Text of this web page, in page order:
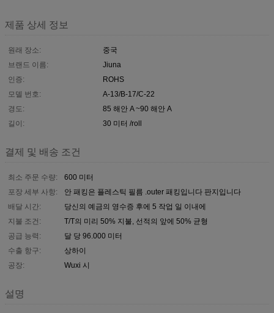
제품 상세 정보
원래 장소:
중국
브랜드 이름:
Jiuna
인증:
ROHS
모델 번호:
A-13/B-17/C-22
경도:
85 해안 A ~90 해안 A
길이:
30 미터 /roll
결제 및 배송 조건
최소 주문 수량:
600 미터
포장 세부 사항:
안 패킹은 플레스틱 필름 .outer 패킹입니다 판지입니다
배달 시간:
당신의 예금의 영수증 후에 5 작업 일 이내에
지불 조건:
T/T의 미리 50% 지불, 선적의 앞에 50% 균형
공급 능력:
달 당 96.000 미터
수출 항구:
상하이
공장:
Wuxi 시
설명